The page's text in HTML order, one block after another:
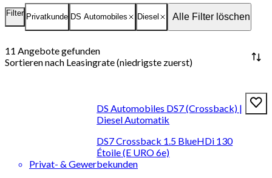
Filter Privatkunde DS Automobiles Diesel Alle Filter löschen
11 Angebote gefunden
Sortieren nach Leasingrate (niedrigste zuerst)
DS Automobiles DS7 (Crossback) |
Diesel Automatik
DS7 Crossback 1.5 BlueHDi 130
Étoile (E URO 6e)
Privat- & Gewerbekunden